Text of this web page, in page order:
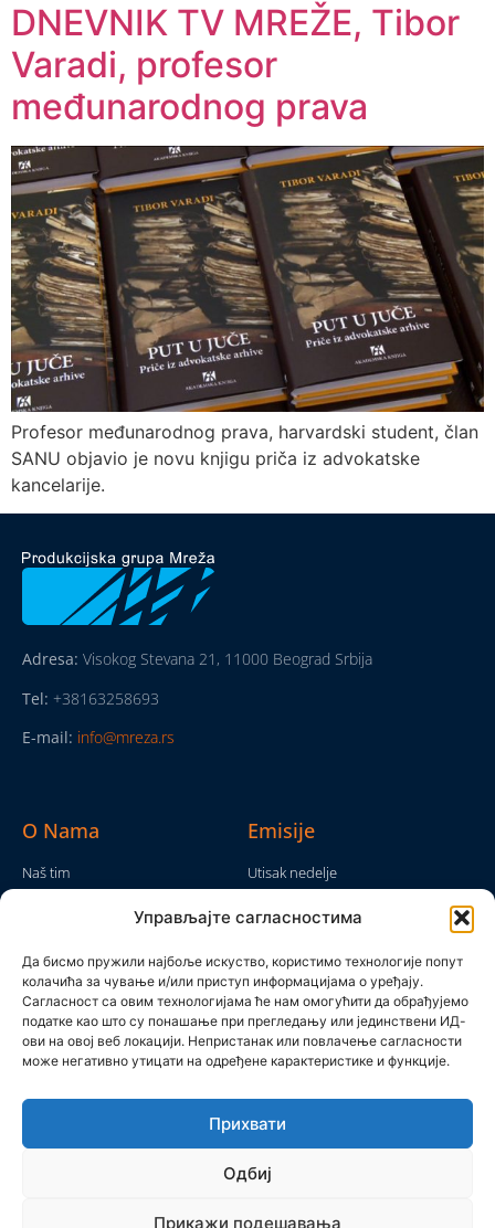
Управљајте сагласностима
Да бисмо пружили најбоље искуство, користимо технологије попут
колачића за чување и/или приступ информацијама о уређају.
Сагласност са овим технологијама ће нам омогућити да обрађујемо
податке као што су понашање при прегледању или јединствени ИД-
ови на овој веб локацији. Непристанак или повлачење сагласности
може негативно утицати на одређене карактеристике и функције.
Прихвати
Одбиј
Прикажи подешавања
DNEVNIK TV MREŽE, Tibor
Varadi, profesor
međunarodnog prava
Profesor međunarodnog prava, harvardski student, član
SANU objavio je novu knjigu priča iz advokatske
kancelarije.
Adresa: Visokog Stevana 21, 11000 Beograd Srbija
Tel: +38163258693
E-mail: info@mreza.rs
O Nama
Naš tim
Politika privatnosti
Kontakt
Emisije
Utisak nedelje
Moram da kažem
Brojke i bajke
Ostale emisije
Pronađite nas